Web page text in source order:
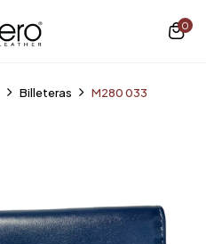
0
Billeteras M280 033